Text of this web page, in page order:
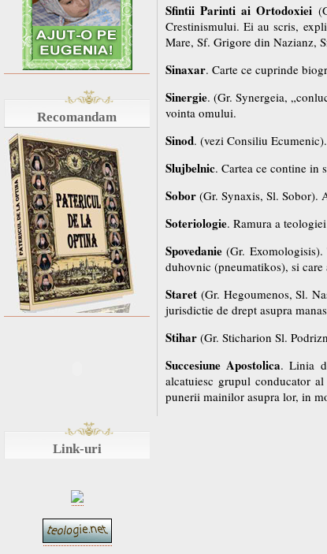
Recomandam
Link-uri
Sfintii Parinti ai Ortodoxiei
Crestinismului. Ei au scris,
Mare, Sf. Grigore din Nazianz,
Sinaxar. Carte ce cuprinde
Sinergie. (Gr. Synergeia,
vointa omului.
Sinod. (vezi Consiliu Ecumenic).
Slujbelnic. Cartea ce contine in
Sobor (Gr. Synaxis, Sl. Sobor).
Soteriologie. Ramura a
Spovedanie (Gr.
duhovnic (pneumatikos), si care
Staret (Gr. Hegoumenos, Sl.
jurisdictie de drept asupra
Stihar (Gr. Sticharion Sl.
Succesiune Apostolica. Linia
alcatuiesc grupul conducator
punerii mainilor asupra lor, in